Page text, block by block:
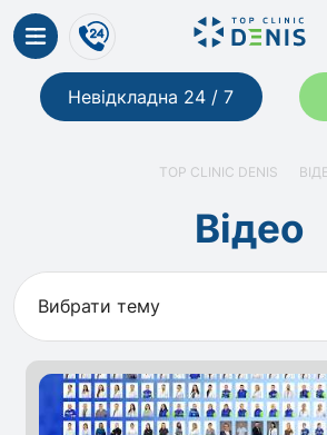
Невідкладна 24 / 7
TOP CLINIC DENIS
Відео
Вибрати тему